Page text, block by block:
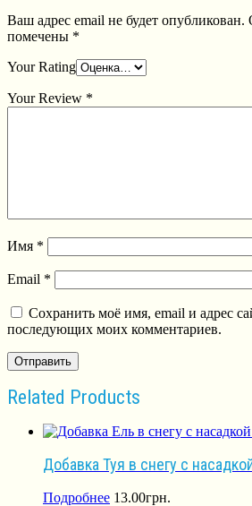
Ваш адрес email не будет опубликован.
помечены *
Your Rating
Your Review *
Имя *
Email *
Сохранить моё имя, email и адрес
последующих моих комментариев.
Related Products
Добавка Туя в снегу с
Подробнее 13.00грн.